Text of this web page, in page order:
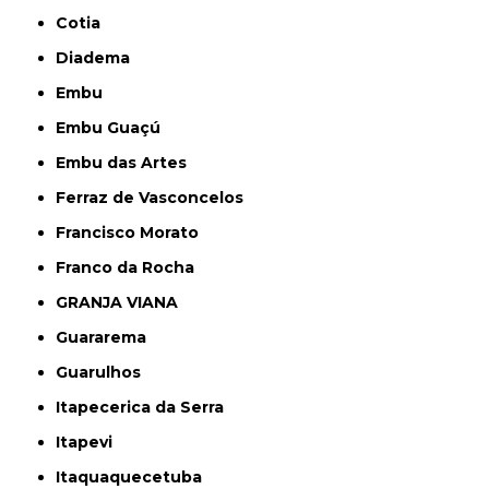
Cotia
Diadema
Embu
Embu Guaçú
Embu das Artes
Ferraz de Vasconcelos
Francisco Morato
Franco da Rocha
GRANJA VIANA
Guararema
Guarulhos
Itapecerica da Serra
Itapevi
Itaquaquecetuba